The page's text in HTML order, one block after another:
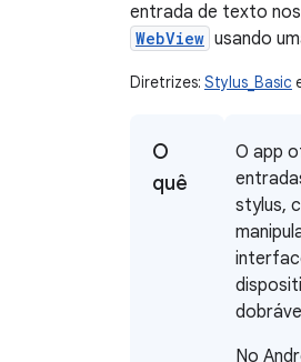
entrada de texto
WebView usando
Diretrizes: Stylus_Basic
O
quê
O app
stylus,
No